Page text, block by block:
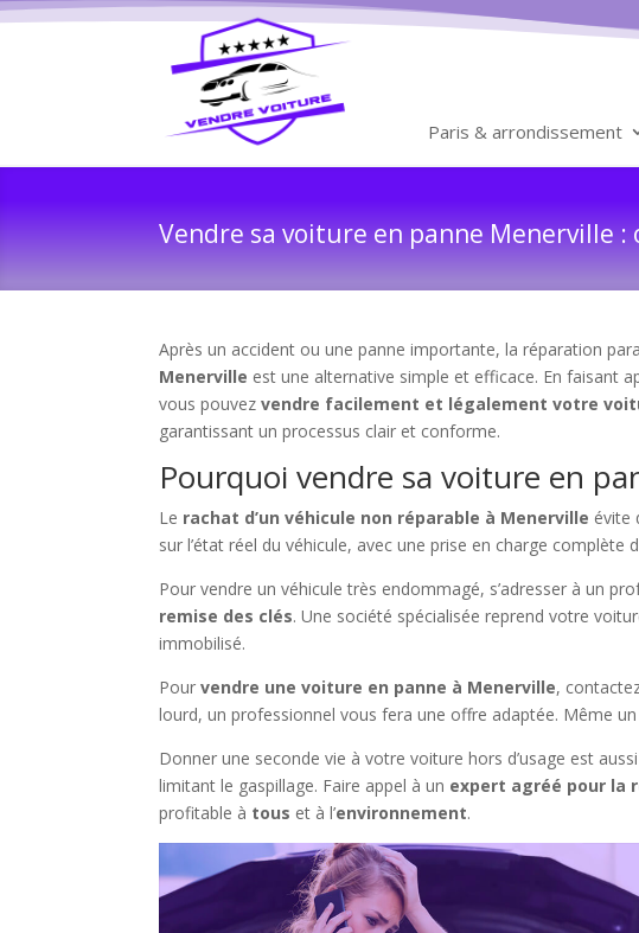
Paris & arrondissement
Vendre sa voiture en panne Menerville
Après un accident ou une panne importante, la réparation
Menerville est une alternative simple et efficace. En faisant
vous pouvezvendre facilement et légalement votre
garantissant un processus clair et conforme.
Pourquoi vendre sa voiture en
Le rachat d’un véhicule non réparable à Menerville évite
sur l’état réel du véhicule, avec une prise en charge complète
Pour vendre un véhicule très endommagé, s’adresser à un
remise des clés. Une société spécialisée reprend votre
immobilisé.
Pourvendre une voiture en panne à Menerville,
lourd, un professionnel vous fera une offre adaptée. Même
Donner une seconde vie à votre voiture hors d’usage est
limitant le gaspillage. Faire appel à un expert agréé pour la
profitable à tous et à l’environnement.